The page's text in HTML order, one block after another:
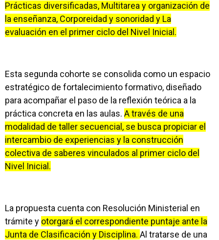
Prácticas diversificadas, Multitarea y organización de
la enseñanza, Corporeidad y sonoridad y La
evaluación en el primer ciclo del Nivel Inicial.
Esta segunda cohorte se consolida como un espacio
estratégico de fortalecimiento formativo, diseñado
para acompañar el paso de la reflexión teórica a la
práctica concreta en las aulas. A través de una
modalidad de taller secuencial, se busca propiciar el
intercambio de experiencias y la construcción
colectiva de saberes vinculados al primer ciclo del
Nivel Inicial.
La propuesta cuenta con Resolución Ministerial en
trámite y otorgará el correspondiente puntaje ante la
Junta de Clasificación y Disciplina. Al tratarse de una